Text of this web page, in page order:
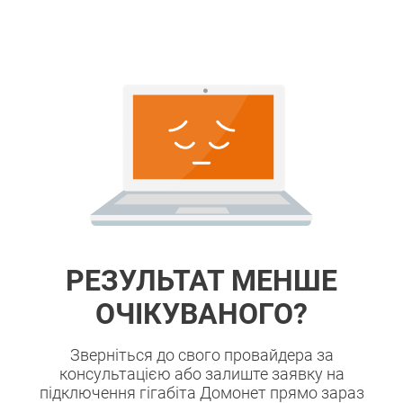
РЕЗУЛЬТАТ МЕНШЕ
ОЧІКУВАНОГО?
Зверніться до свого провайдера за
консультацією або залиште заявку на
підключення гігабіта Домонет прямо зараз